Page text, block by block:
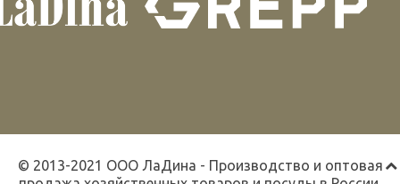
© 2013-2021 ООО ЛаДина - Производство и оптовая